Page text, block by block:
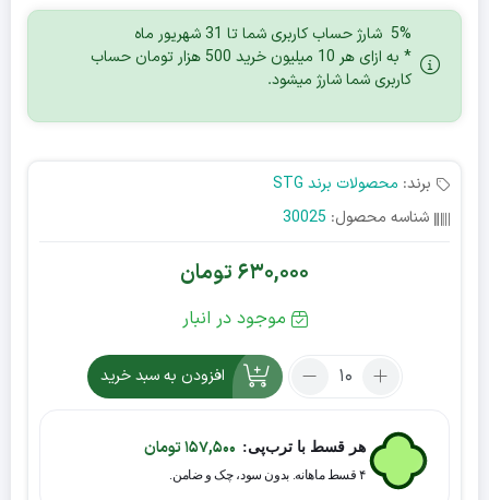
5% شارژ حساب کاربری شما تا 31 شهریور ماه
* به ازای هر 10 میلیون خرید 500 هزار تومان حساب
کاربری شما شارژ میشود.
برند: محصولات برند STG
شناسه محصول: 30025
630,000 تومان
موجود در انبار
افزودن به سبد خرید
هر قسط با ترب‌پی: 157,500تومان
۴ قسط ماهانه. بدون سود، چک و ضامن.